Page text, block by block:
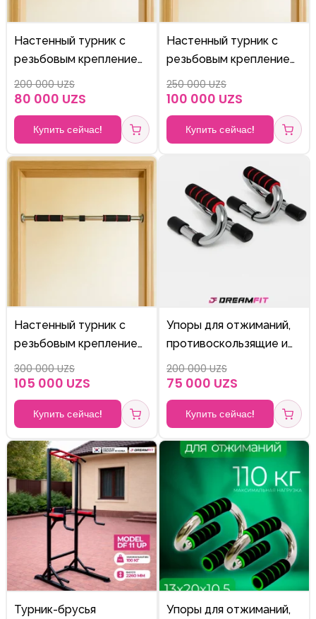
Настенный турник с
резьбовым креплением.
62sm+100sm
200 000 UZS
80 000 UZS
Купить сейчас!
Настенный турник с
резьбовым креплением.
83sm+130sm
250 000 UZS
100 000 UZS
Купить сейчас!
Настенный турник с
резьбовым креплением.
100sm+150sm
300 000 UZS
105 000 UZS
Купить сейчас!
Упоры для отжиманий,
противоскользящие и
прочные
200 000 UZS
75 000 UZS
Купить сейчас!
Турник-брусья Упоры для отжиманий,